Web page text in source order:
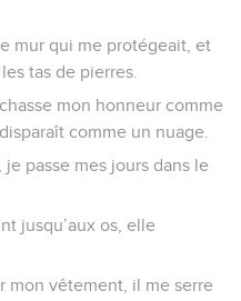
mur qui me protégeait, et
tas de pierres.
mon honneur comme
comme un nuage.
je passe mes jours dans le
jusqu’aux os, elle
mon vêtement, il me serre